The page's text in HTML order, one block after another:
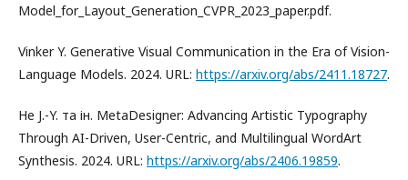
Model_for_Layout_Generation_CVPR_2023_paper.pdf.
Vinker Y. Generative Visual Communication in the Era of Vision-
Language Models. 2024. URL: https://arxiv.org/abs/2411.18727.
He J.-Y. та ін. MetaDesigner: Advancing Artistic Typography
Through AI-Driven, User-Centric, and Multilingual WordArt
Synthesis. 2024. URL: https://arxiv.org/abs/2406.19859.